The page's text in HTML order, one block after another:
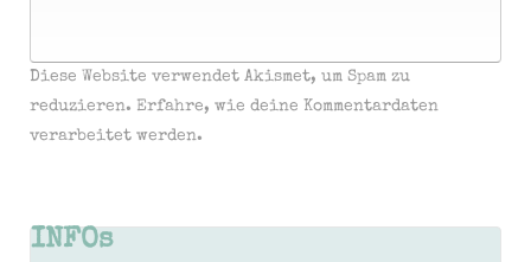
Diese Website verwendet Akismet, um Spam zu
reduzieren. Erfahre, wie deine Kommentardaten
verarbeitet werden.
INFOs